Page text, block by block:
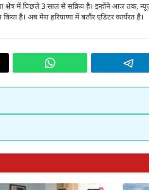
क्षेत्र में पिछले 3 साल से सक्रिय है। इन्होंने आज
है। अब मेरा हरियाणा में बतौर एडिटर कार्यरत है।